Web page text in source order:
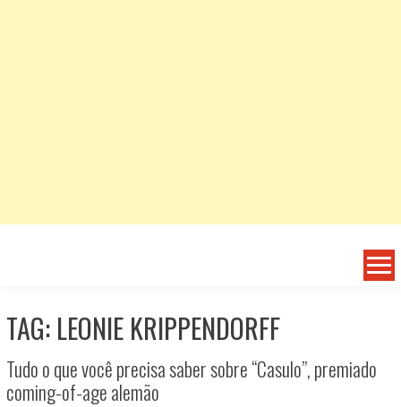
TAG: LEONIE KRIPPENDORFF
Tudo o que você precisa saber sobre “Casulo”, premiado
coming-of-age alemão